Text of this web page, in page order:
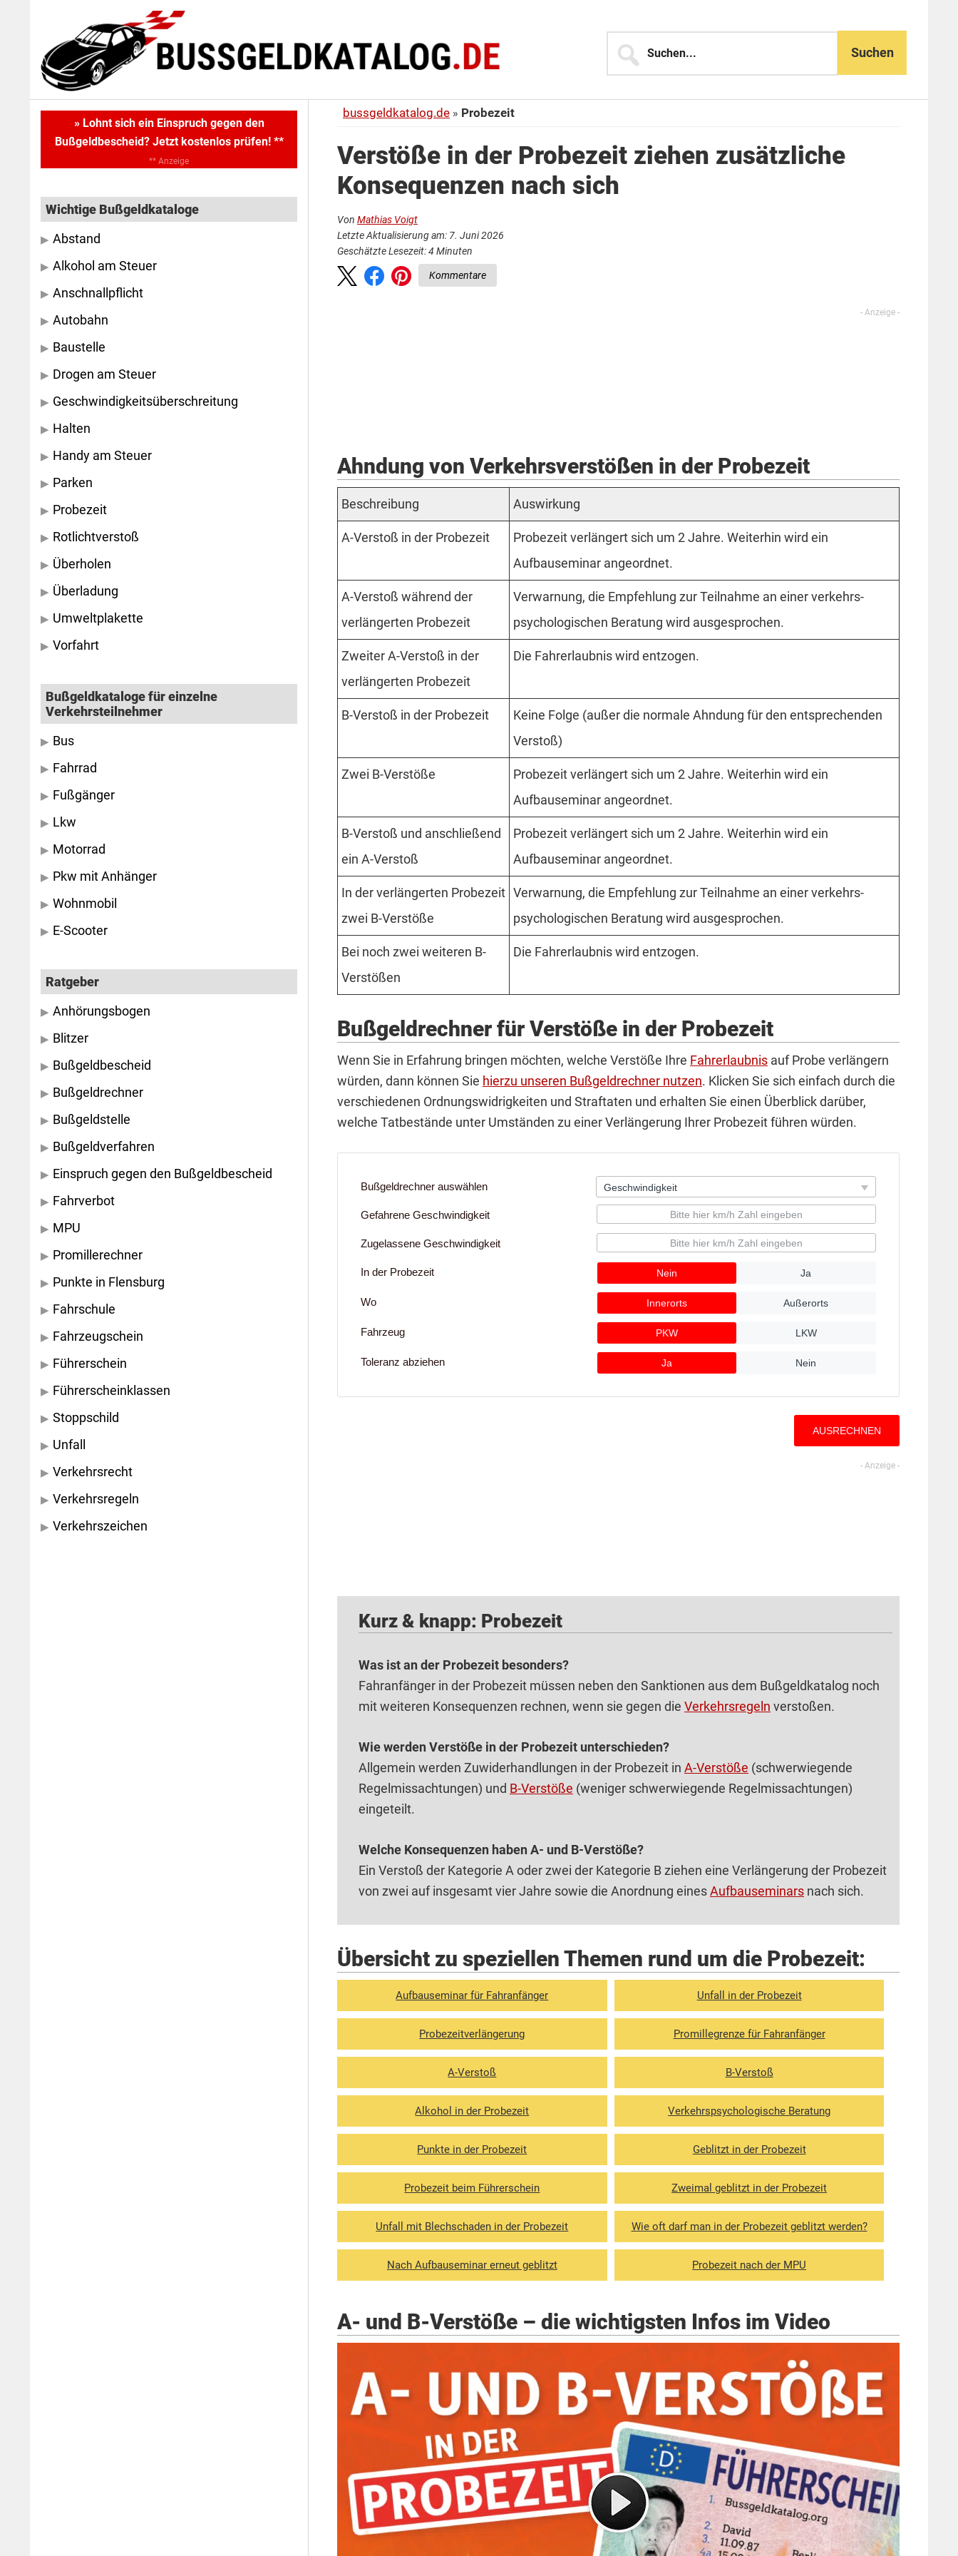
content
sidebar
bussgeldkatalog.de Probezeit
Verstöße in der Probezeit ziehen zusätzliche
Konsequenzen nach sich
Von Mathias Voigt
Letzte Aktualisierung am: 7. Juni 2026
Geschätzte Lesezeit:4 Minuten
Kommentare
Ahndung von Verkehrsverstößen in der Probezeit
Beschreibung Auswirkung
A-Verstoß in der Probezeit
Probezeit verlängert sich um 2 Jahre. Weiterhin wird ein
Aufbauseminar angeordnet.
A-Verstoß während der
verläng­erten Probezeit
Verwarnung, die Empfehlung zur Teilnahme an einer verkehrs­
psychologischen Beratung wird ausgesprochen.
Zweiter A-Verstoß in der
verläng­erten Probezeit
Die Fahrerlaubnis wird entzogen.
B-Verstoß in der Probezeit
Keine Folge (außer die normale Ahndung für den entsprechenden
Verstoß)
Zwei B-Verstöße
Probezeit verlängert sich um 2 Jahre. Weiterhin wird ein
Aufbauseminar angeordnet.
B-Verstoß und anschlie­ßend
ein A-Verstoß
Probezeit verlängert sich um 2 Jahre. Weiterhin wird ein
Aufbauseminar angeordnet.
In der verläng­erten Probezeit
zwei B-Verstöße
Verwarnung, die Empfehlung zur Teilnahme an einer verkehrs­
psychologischen Beratung wird ausgesprochen.
Bei noch zwei weiteren B-
Verstößen
Die Fahrerlaubnis wird entzogen.
Bußgeldrechner für Verstöße in der Probezeit
Wenn Sie in Erfahrung bringen möchten, welche Verstöße Ihre Fahrerlaubnis auf Probe verlängern
würden, dann können Sie hierzu unseren Bußgeldrechner nutzen. Klicken Sie sich einfach durch die
verschiedenen Ordnungswidrigkeiten und Straftaten und erhalten Sie einen Überblick darüber,
welche Tatbestände unter Umständen zu einer Verlängerung Ihrer Probezeit führen würden.
Kurz & knapp: Probezeit
Was ist an der Probezeit besonders?
Fahranfänger in der Probezeit müssen neben den Sanktionen aus dem Bußgeldkatalog noch
mit weiteren Konsequenzen rechnen, wenn sie gegen die Verkehrsregeln verstoßen.
Wie werden Verstöße in der Probezeit unterschieden?
Allgemein werden Zuwiderhandlungen in der Probezeit in A-Verstöße (schwerwiegende
Regelmissachtungen) und B-Verstöße (weniger schwerwiegende Regelmissachtungen)
eingeteilt.
Welche Konsequenzen haben A- und B-Verstöße?
Ein Verstoß der Kategorie A oder zwei der Kategorie B ziehen eine Verlängerung der Probezeit
von zwei auf insgesamt vier Jahre sowie die Anordnung einesAufbau­seminars nach sich.
Übersicht zu speziellen Themen rund um die Probezeit:
Aufbauseminar für Fahranfänger Unfall in der Probezeit
Probezeit­verlängerung Promillegrenze für Fahranfänger
A-Verstoß B-Verstoß
Alkohol in der Probezeit Verkehrspsycho­logische Beratung
Punkte in der Probezeit Geblitzt in der Probezeit
Probezeit beim Führerschein Zweimal geblitzt in der Probezeit
Unfall mit Blechschaden in der Probezeit Wie oft darf man in der Probezeit geblitzt werden?
Nach Aufbauseminar erneut geblitzt Probezeit nach der MPU
A- und B-Verstöße – die wichtigsten Infos im Video
Primary
Sidebar
» Lohnt sich ein Einspruch gegen den
Bußgeldbescheid? Jetzt kostenlos prüfen! **
** Anzeige
Wichtige Bußgeldkataloge
Abstand
Alkohol am Steuer
Anschnallpflicht
Autobahn
Baustelle
Drogen am Steuer
Geschwindigkeitsüberschreitung
Halten
Handy am Steuer
Parken
Probezeit
Rotlichtverstoß
Überholen
Überladung
Umweltplakette
Vorfahrt
Bußgeldkataloge für einzelne
Verkehrsteilnehmer
Bus
Fahrrad
Fußgänger
Lkw
Motorrad
Pkw mit Anhänger
Wohnmobil
E-Scooter
Ratgeber
Anhörungsbogen
Blitzer
Bußgeldbescheid
Bußgeldrechner
Bußgeldstelle
Bußgeldverfahren
Einspruch gegen den Bußgeldbescheid
Fahrverbot
MPU
Promillerechner
Punkte in Flensburg
Fahrschule
Fahrzeugschein
Führerschein
Führerscheinklassen
Stoppschild
Unfall
Verkehrsrecht
Verkehrsregeln
Verkehrszeichen